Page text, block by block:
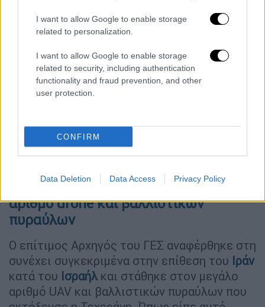
I want to allow Google to enable storage
related to personalization.
I want to allow Google to enable storage
related to security, including authentication
functionality and fraud prevention, and other
user protection.
CONFIRM
Data Deletion Data Access Privacy Policy
παράδειγμα των επιχειρήσεων Ελλάδας και
Τουρκίαςλέγοντας ότι η
κάνει σημαντικά βήματα στην κατασκευή των
UAV «σηκώνει» μη επανδρωμένα αεροσκάφη
στο Αιγαίο τα οποία η Αθήνα απωθεί
πετώνταςF-16. «Ένα ελληνικό F-16 έχει ώρα
πουκοστίζει περίπου 80 εκατ. ευρώκαι
αντιμετωπίζει της τάξεως των
και με ώρα πτήσης500 έως 1.000 ευρώ».
Γιατί το Ιράν εξαπέλυσε τόσο μεγάλο
αριθμό drone και βαλλιστικών
πυραύλων
Ο επίτιμος Αρχηγός του ΓΕΣ αναφέρθηκε στη
συνέχει συγκεκριμένα στην επίθεση του Ιράν
κατά του Ισραήλ και στάθηκε στον μεγάλο
αριθμό UAV και βαλλιστικών πυραύλων που